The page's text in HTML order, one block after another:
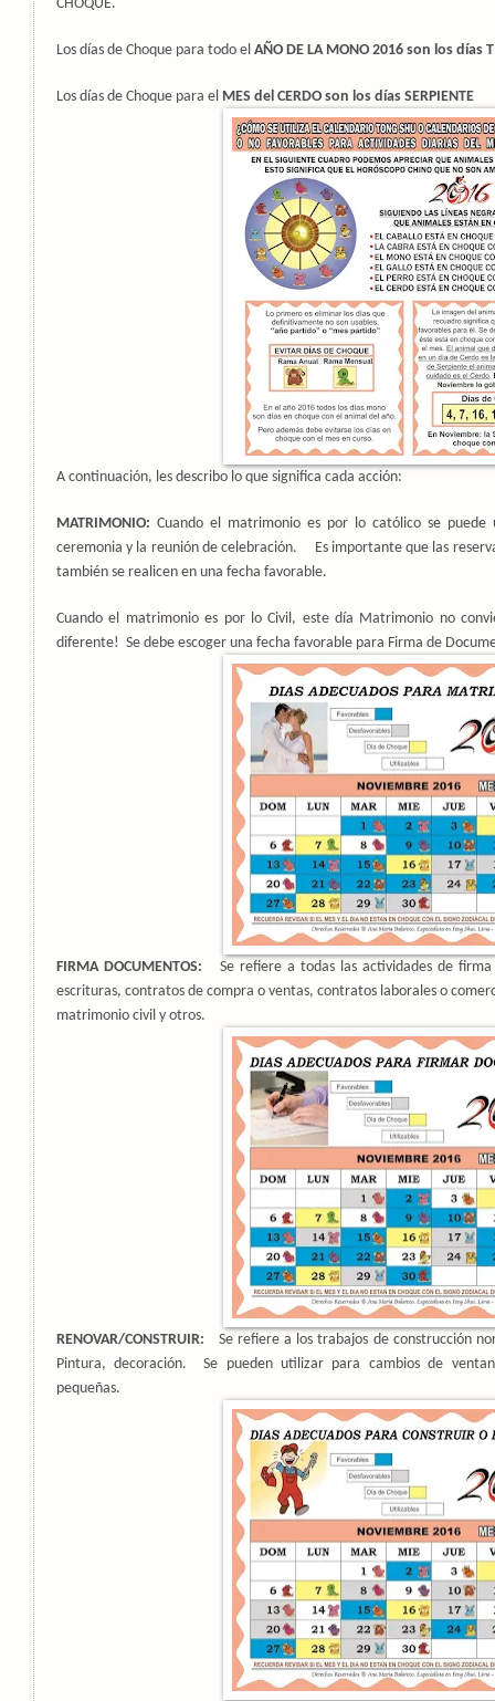
CHOQUE.
Los días de Choque para todo el AÑO DE LA MONO 2016 son los días
Los días de Choque para el MES del CERDO son los días SERPIENTE
A continuación, les describo lo que significa cada acción:
MATRIMONIO: Cuando el matrimonio es por lo católico se puede
ceremonia y la reunión de celebración.
Es importante que las
también se realicen en una fecha favorable.
Cuando el matrimonio es por lo Civil, este día Matrimonio no
diferente!
Se debe escoger una fecha favorable para Firma de
FIRMA DOCUMENTOS:
Se refiere a todas las actividades de
escrituras, contratos de compra o ventas, contratos laborales o
matrimonio civil y otros.
RENOVAR/CONSTRUIR:
Se refiere a los trabajos de construcción
Pintura, decoración.
Se pueden utilizar para cambios de
pequeñas.